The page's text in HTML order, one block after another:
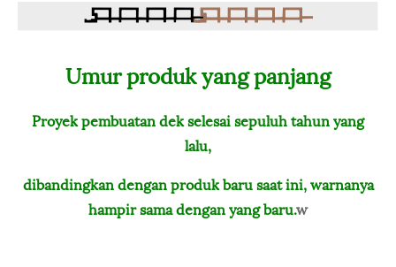
Umur produk yang panjang
Proyek pembuatan dek selesai sepuluh tahun yang
lalu,
dibandingkan dengan produk baru saat ini, warnanya
hampir sama dengan yang baru.w